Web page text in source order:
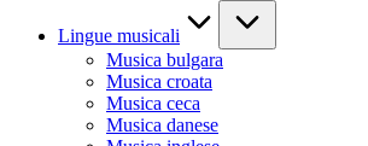
Lingue musicali
Musica bulgara
Musica croata
Musica ceca
Musica danese